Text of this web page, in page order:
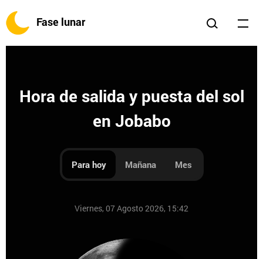
Fase lunar
Hora de salida y puesta del sol
en Jobabo
Para hoy Mañana Mes
Viernes, 07 Agosto 2026, 15:42